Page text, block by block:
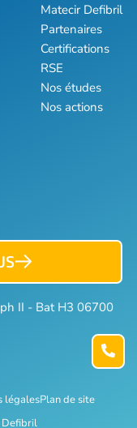
Matecir Defibril
Partenaires
Certifications
RSE
Nos études
Nos actions
II - Bat H3 06700
légalesPlan de site